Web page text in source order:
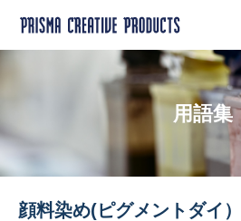
用語集
顔料染め(ピグメントダイ